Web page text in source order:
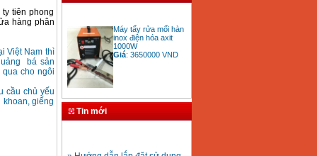
tiên phong
hàng phân
Việt Nam thì
bá sản
qua cho ngôi
cầu chủ yếu
giếng
inox điện hóa axit
1000W
Giá:3650000
Bảng giá mũi khoan
Giá:330000VND
Tin mới